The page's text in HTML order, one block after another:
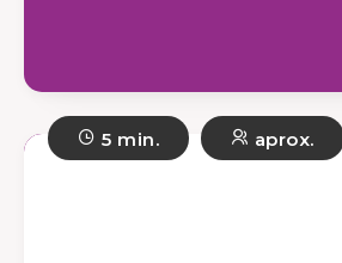
5 min. aprox.